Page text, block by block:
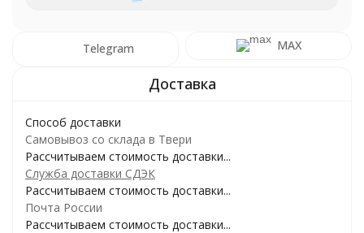
Telegram MAX
Способ доставки
Самовывоз со склада в Твери
Рассчитываем стоимость доставки...
Служба доставки СДЭК
Рассчитываем стоимость доставки...
Почта России
Рассчитываем стоимость доставки...